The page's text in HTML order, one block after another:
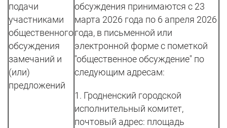
подачи
участниками
общественного
обсуждения
замечаний и
(или)
предложений
обсуждения принимаются с 23
марта 2026 года по 6 апреля 2026
года, в письменной или
электронной форме с пометкой
"общественное обсуждение" по
следующим адресам:
1. Гродненский городской
исполнительный комитет,
почтовый адрес: площадь